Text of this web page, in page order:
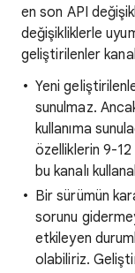
en son API
değişikliklerle
geliştirilenler
Yeni
sunulmaz.
kullanıma
özelliklerin 9-
bu kanalı
Bir sürümün
sorunu
etkileyen
olabiliriz.